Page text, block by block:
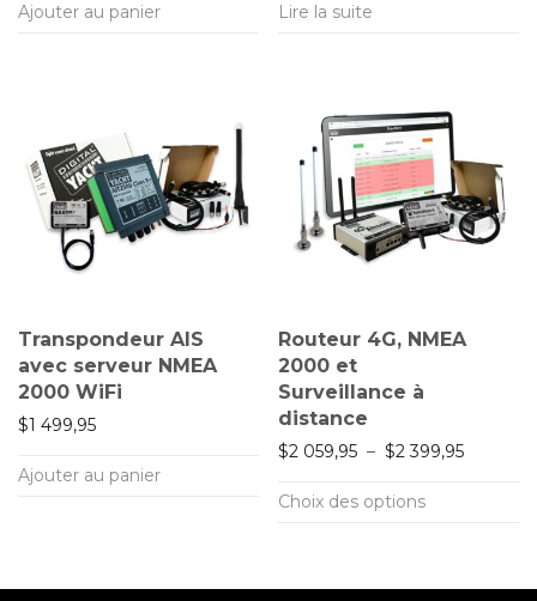
Ajouter au panier Lire la suite
Transpondeur AIS
avec serveur NMEA
2000 WiFi
$1 499,95
Ajouter au panier
Routeur 4G, NMEA
2000 et
Surveillance à
distance
$2 059,95 – $2 399,95Plage
Choix des options
plusieurs